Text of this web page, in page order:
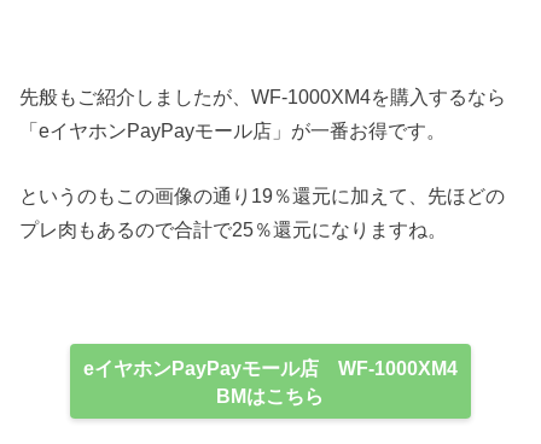
先般もご紹介しましたが、WF-1000XM4を購入するなら
「eイヤホンPayPayモール店」が一番お得です。
というのもこの画像の通り19％還元に加えて、先ほどの
プレ肉もあるので合計で25％還元になりますね。
eイヤホンPayPayモール店 WF-1000XM4
BMはこちら